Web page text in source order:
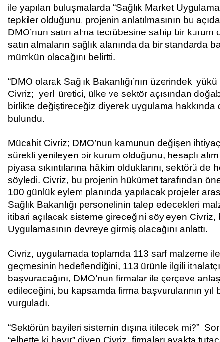
ile yapılan buluşmalarda “Sağlık Market
tepkiler olduğunu, projenin anlatılmasının bu
DMO’nun satın alma tecrübesine sahip bir kurum
satın almaların sağlık alanında da bir standarda
mümkün olacağını belirtti.
“DMO olarak Sağlık Bakanlığı’nın üzerindeki
Civriz; yerli üretici, ülke ve sektör açısından
birlikte değiştireceğiz diyerek uygulama hakkında
bulundu.
Mücahit Civriz; DMO’nun kamunun değişen
sürekli yenileyen bir kurum olduğunu, hesaplı
piyasa sıkıntılarına hâkim olduklarını, sektörü
söyledi. Civriz, bu projenin hükümet tarafından
100 günlük eylem planında yapılacak projeler
Sağlık Bakanlığı personelinin talep edecekleri
itibari açılacak sisteme gireceğini söyleyen Civriz,
Uygulamasının devreye girmiş olacağını anlattı.
Civriz, uygulamada toplamda 113 sarf malzeme
geçmesinin hedeflendiğini, 113 ürünle ilgili
başvuracağını, DMO’nun firmalar ile çerçeve
edileceğini, bu kapsamda firma başvurularının
vurguladı.
“Sektörün bayileri sistemin dışına itilecek mi?”
“elbette ki hayır” diyen Civriz, firmaları ayakta